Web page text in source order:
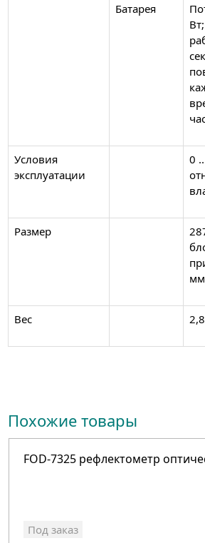
Батарея
Условия
эксплуатации
0
Размер
мм
Вес
Похожие товары
FOD-7325 рефлектометр
Под заказ